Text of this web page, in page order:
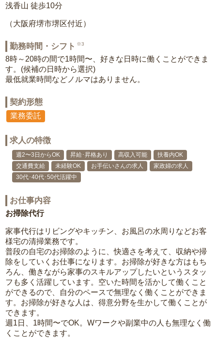
浅香山 徒歩10分
（大阪府堺市堺区付近）
勤務時間・シフト ※3
8時～20時の間で1時間〜、好きな日時に働くことができま
す。(候補の日時から選択)
最低就業時間などノルマはありません。
契約形態
業務委託
求人の特徴
週2〜3日からOK 昇給･昇格あり 高収入可能
扶養内OK
交通費支給
未経験OK お手伝いさんの求人
家政婦の求人
30代･40代･50代活躍中
お仕事内容
お掃除代行
家事代行はリビングやキッチン、お風呂の水周りなどお客
様宅の清掃業務です。
普段の自宅のお掃除のように、快適さを考えて、収納や掃
除をしていくお仕事になります。お掃除が好きな方はもち
ろん、働きながら家事のスキルアップしたいというスタッ
フも多く活躍しています。空いた時間を活かして働くこと
ができるので、自分のペースで無理なく働くことができま
す。お掃除が好きな人は、得意分野を生かして働くことが
できます。
週1日、1時間〜でOK。Wワークや副業中の人も無理なく働
くことができます。